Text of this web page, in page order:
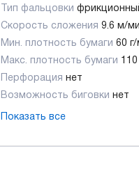
Тип фальцовки
Скорость сложения 9.6 м/
Мин. плотность бумаги 60
Макс. плотность бумаги
Перфорация нет
Возможность биговки нет
Показать все